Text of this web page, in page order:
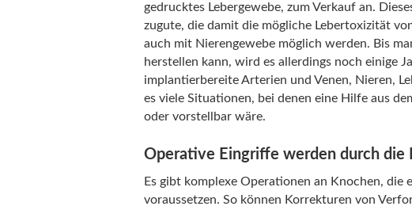
gedrucktes Lebergewebe, zum Verkauf an.
zugute, die damit die mögliche Lebertoxizität
auch mit Nierengewebe möglich werden. Bis
herstellen kann, wird es allerdings noch einige
implantierbereite Arterien und Venen, Nieren,
es viele Situationen, bei denen eine Hilfe aus
oder vorstellbar wäre.
Operative Eingriffe werden durch
Es gibt komplexe Operationen an Knochen, die
voraussetzen. So können Korrekturen von